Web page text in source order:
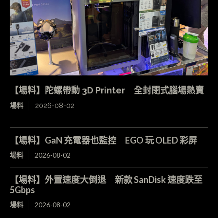
【場料】陀螺帶動 3D Printer 全封閉式腦場熱賣
場料 2026-08-02
【場料】GaN 充電器也監控 EGO 玩 OLED 彩屏
場料 2026-08-02
【場料】外置速度大倒退 新款 SanDisk 速度跌至
5Gbps
場料 2026-08-02